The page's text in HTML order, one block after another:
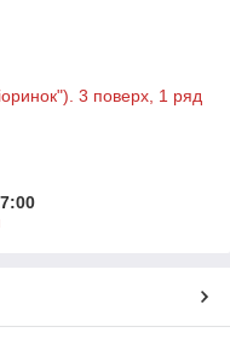
3 поверх, 1 ряд